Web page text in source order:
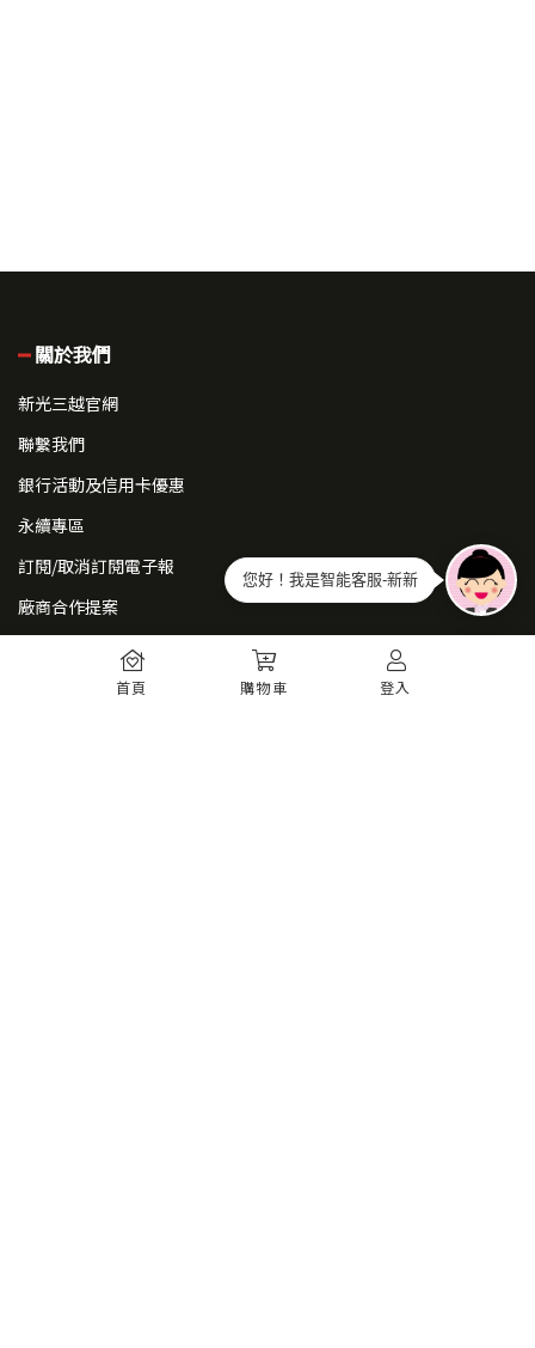
關於我們
新光三越官網
聯繫我們
銀行活動及信用卡優惠
永續專區
訂閱/取消訂閱電子報
廠商合作提案
首頁 購物車 登入
您好！我是智能客服-新新